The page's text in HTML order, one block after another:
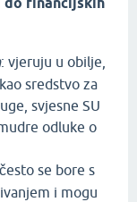
: vjeruju u obilje,
sredstvo za
svjesne SU
odluke o
se bore s
i mogu